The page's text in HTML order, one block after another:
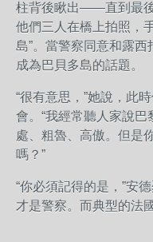
柱背後瞅出——直到最
他們三人在橋上拍照，
島”。當警察同意和露
成為巴貝多島的話題。
“很有意思，”她說，此
會。“我經常聽人家說
處、粗魯、高傲。但是
嗎？”
“你必須記得的是，”安
才是警察。而典型的法